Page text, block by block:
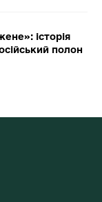
історія
полон